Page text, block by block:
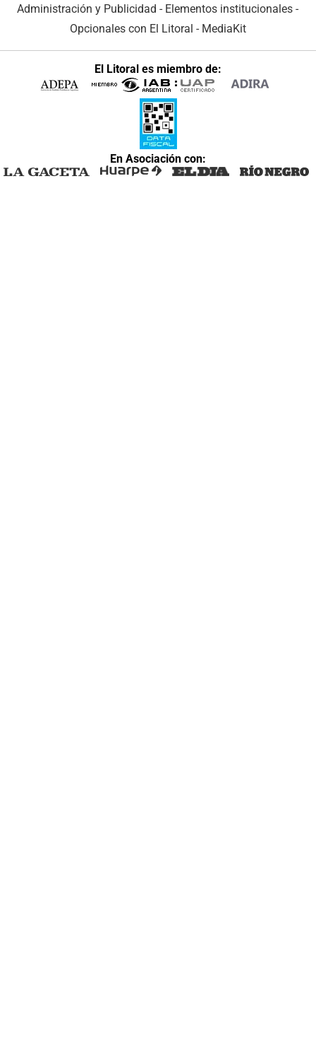
Administración y Publicidad - Elementos institucionales -
Opcionales con El Litoral - MediaKit
El Litoral es miembro de:
En Asociación con: